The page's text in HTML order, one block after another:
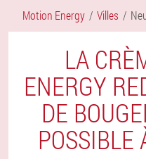
Motion Energy Villes
LA
ENERGY
DE
POSSIBLE